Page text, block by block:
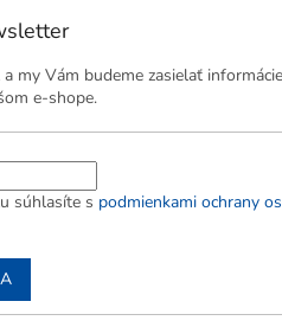
my Vám budeme zasielať
e-shope.
súhlasíte s podmienkami ochrany